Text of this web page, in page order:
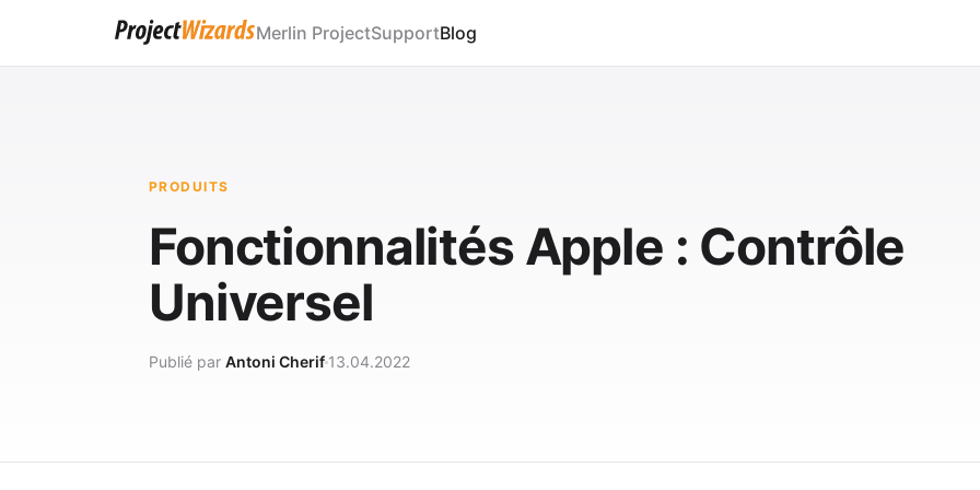
Merlin ProjectSupportBlog
PRODUITS
Fonctionnalités Apple : Contrôle
Universel
Publié par Antoni Cherif 13.04.2022